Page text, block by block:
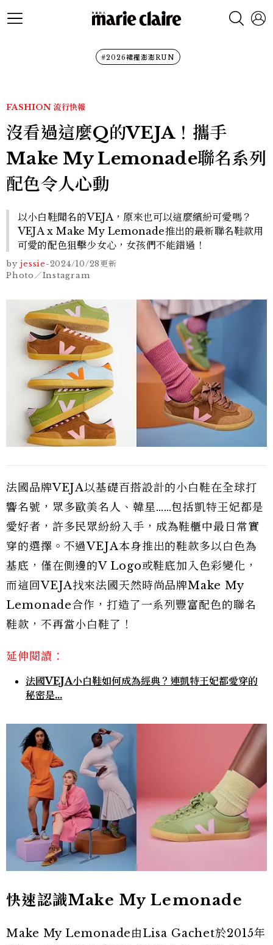
#2026裙襬澎澎RUN
FASHION 流行快報
沒看過這麼Q的VEJA！攜手
Make My Lemonade聯名系列
配色令人心動
以小白鞋聞名的VEJA，原來也可以這麼繽紛可愛嗎？
VEJA x Make My Lemonade推出的最新聯名鞋款用
可愛的配色狙擊少女心，女孩們不能錯過！
by jessie-2024/10/28更新
Photo／Instagram
法國品牌VEJA以基礎百搭設計的小白鞋在全球打
響名號，眾多歐美名人、韓星……包括凱特王妃都是
愛好者，許多民眾紛紛入手，成為鞋櫃中最日常實
穿的選擇。不過VEJA本身推出的鞋款多以白色為
基底，僅在側邊的V Logo或鞋底加入色彩變化，
而這回VEJA找來法國天然時尚品牌Make My
Lemonade合作，打造了一系列豐富配色的聯名
鞋款，不再當小白鞋了！
延伸閱讀：
法國VEJA小白鞋如何成為經典？連凱特王妃都愛穿的
秘密是...
快速認識Make My Lemonade
Make My Lemonade由Lisa Gachet於2015年